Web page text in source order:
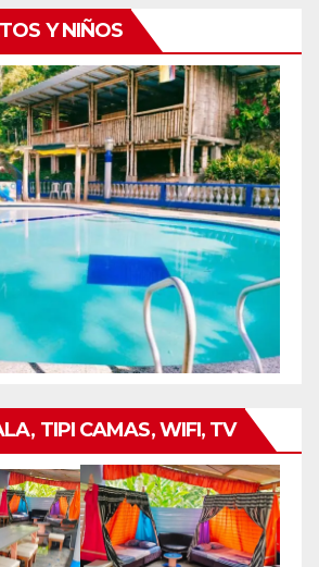
Y NIÑOS
TIPI CAMAS, WIFI, TV